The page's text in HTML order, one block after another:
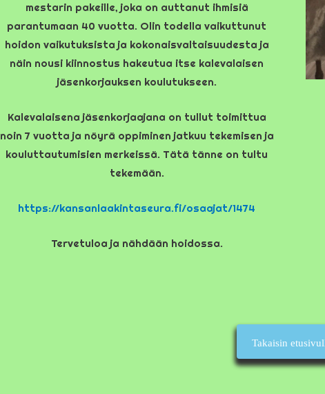
mestarin pakeille, joka on auttanut ihmisiä
parantumaan 40 vuotta. Olin todella vaikuttunut
hoidon vaikutuksista ja kokonaisvaltaisuudesta ja
näin nousi kiinnostus hakeutua itse kalevalaisen
jäsenkorjauksen koulutukseen.
Kalevalaisena jäsenkorjaajana on tullut toimittua
noin 7 vuotta ja nöyrä oppiminen jatkuu tekemisen ja
kouluttautumisien merkeissä. Tätä tänne on tultu
tekemään.
https://kansanlaakintaseura.fi/osaajat/1474
Tervetuloa ja nähdään hoidossa.
Takaisin